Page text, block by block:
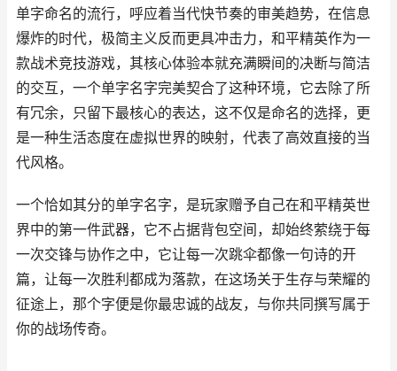
单字命名的流行，呼应着当代快节奏的审美趋势，在信息
爆炸的时代，极简主义反而更具冲击力，和平精英作为一
款战术竞技游戏，其核心体验本就充满瞬间的决断与简洁
的交互，一个单字名字完美契合了这种环境，它去除了所
有冗余，只留下最核心的表达，这不仅是命名的选择，更
是一种生活态度在虚拟世界的映射，代表了高效直接的当
代风格。
一个恰如其分的单字名字，是玩家赠予自己在和平精英世
界中的第一件武器，它不占据背包空间，却始终萦绕于每
一次交锋与协作之中，它让每一次跳伞都像一句诗的开
篇，让每一次胜利都成为落款，在这场关于生存与荣耀的
征途上，那个字便是你最忠诚的战友，与你共同撰写属于
你的战场传奇。